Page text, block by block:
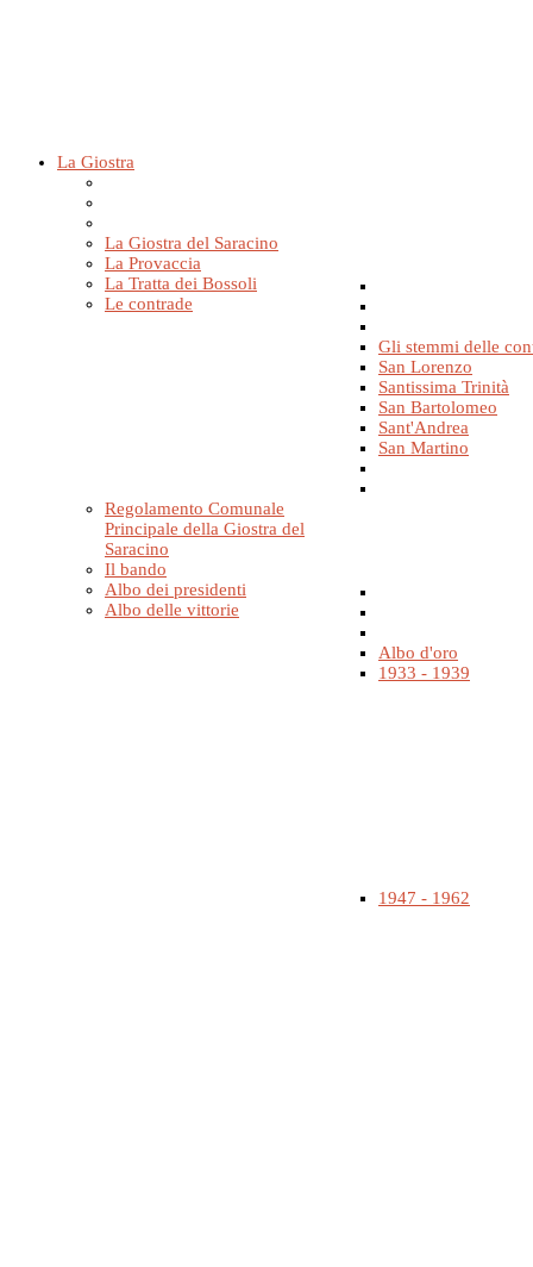
La Giostra
La Giostra del Saracino
La Provaccia
La Tratta dei Bossoli
Le contrade
Gli stemmi delle
San Lorenzo
Santissima Trinità
San Bartolomeo
Sant'Andrea
San Martino
Regolamento Comunale
Principale della Giostra del
Saracino
Il bando
Albo dei presidenti
Albo delle vittorie
Albo d'oro
1933 - 1939
1947 - 1962